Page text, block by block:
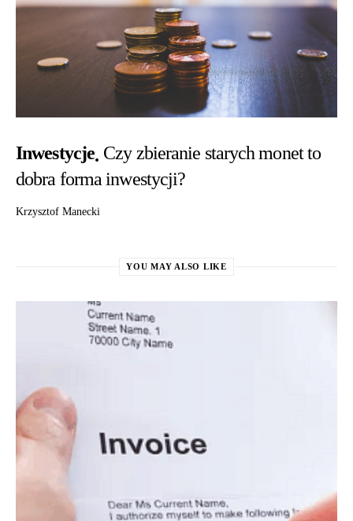
Inwestycje Czy zbieranie starych monet to
dobra forma inwestycji?
Krzysztof Manecki
YOU MAY ALSO LIKE